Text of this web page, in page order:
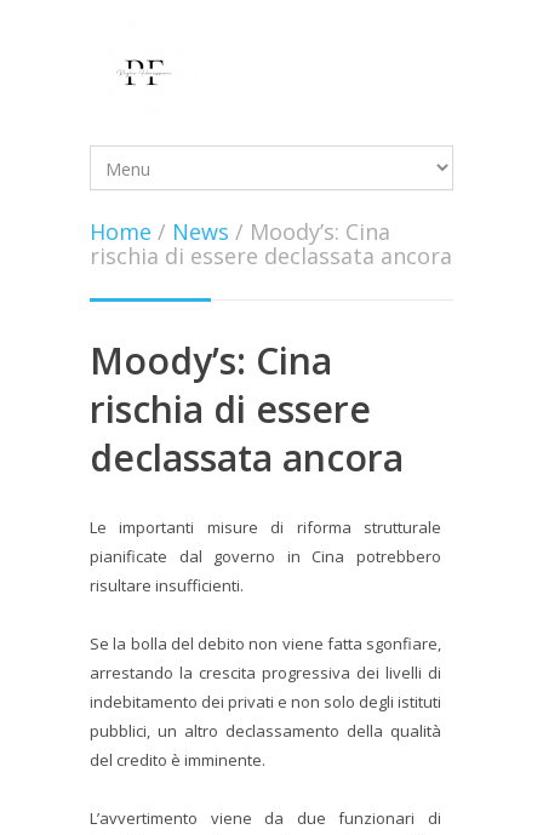
Home / News / Moody’s: Cina
rischia di essere declassata ancora
Moody’s: Cina
rischia di essere
declassata ancora
Le importanti misure di riforma strutturale
pianificate dal governo in Cina potrebbero
risultare insufficienti.
Se la bolla del debito non viene fatta sgonfiare,
arrestando la crescita progressiva dei livelli di
indebitamento dei privati e non solo degli istituti
pubblici, un altro declassamento della qualità
del credito è imminente.
L’avvertimento viene da due funzionari di